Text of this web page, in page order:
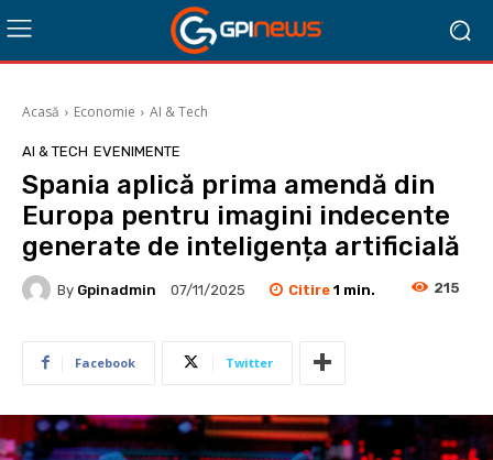
Acasă Economie AI & Tech
AI & TECH EVENIMENTE
Spania aplică prima amendă din
Europa pentru imagini indecente
generate de inteligența artificială
By Gpinadmin 07/11/2025 Citire 1 min. 215
Facebook Twitter